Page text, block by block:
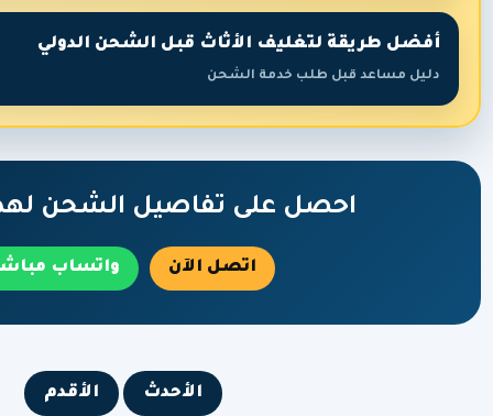
أفضل طريقة لتغليف الأثاث قبل الشحن الدولي
دليل مساعد قبل طلب خدمة الشحن
احصل على تفاصيل الشحن
اتصل الآن واتساب
الأحدث الأقدم